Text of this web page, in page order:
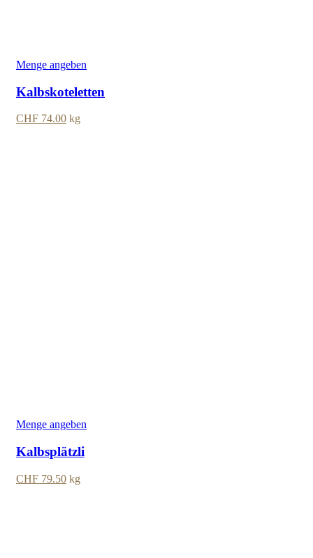
Menge angeben
Kalbskoteletten
CHF 74.00 kg
Menge angeben
Kalbsplätzli
CHF 79.50 kg